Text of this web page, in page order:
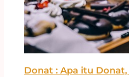
Donat : Apa itu Donat,